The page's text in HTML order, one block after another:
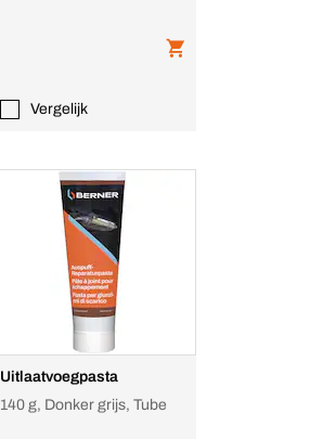
Vergelijk
Uitlaatvoegpasta
140 g, Donker grijs, Tube